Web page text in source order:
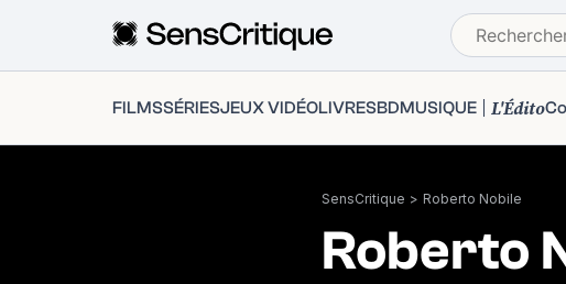
FILMSSÉRIESJEUX VIDÉOLIVRESBDMUSIQUE L'Édito
SensCritique > Roberto Nobile
Roberto